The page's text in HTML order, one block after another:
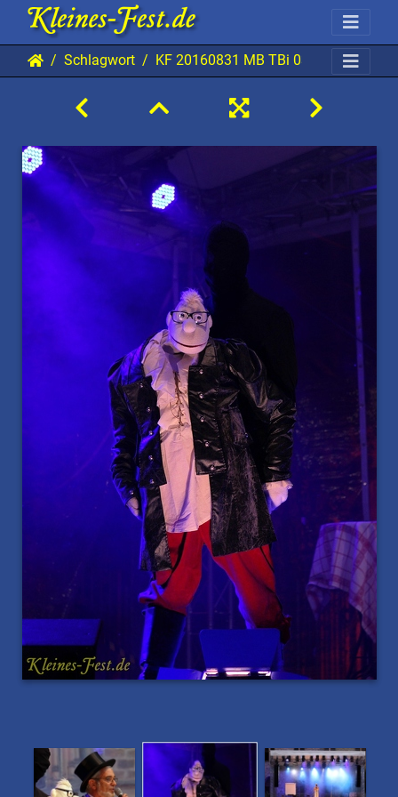
Schlagwort KF 20160831 MB TBi 0311